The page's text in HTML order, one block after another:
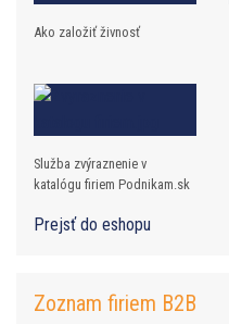
Ako založiť živnosť
Služba zvýraznenie v
katalógu firiem Podnikam.sk
Prejsť do eshopu
Zoznam firiem B2B